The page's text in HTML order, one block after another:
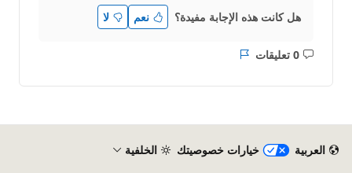
هل كانت هذه الإجابة مفيدة؟ نعم لا
0 تعليقات ليست
التقرير
العربية خيارات خصوصيتك الخلفية